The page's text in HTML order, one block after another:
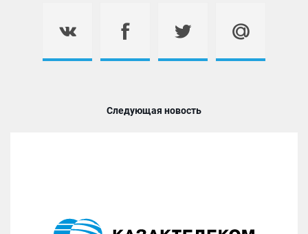
Следующая новость